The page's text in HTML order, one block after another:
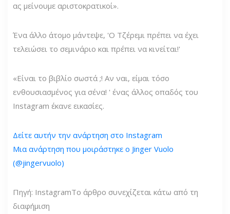
ας μείνουμε αριστοκρατικοί».
Ένα άλλο άτομο μάντεψε, 'Ο Τζέρεμι πρέπει να έχει
τελειώσει το σεμινάριο και πρέπει να κινείται!'
«Είναι το βιβλίο σωστά ;! Αν ναι, είμαι τόσο
ενθουσιασμένος για σένα! ' ένας άλλος οπαδός του
Instagram έκανε εικασίες.
Δείτε αυτήν την ανάρτηση στο Instagram
Μια ανάρτηση που μοιράστηκε ο Jinger Vuolo
(@jingervuolo)
Πηγή: InstagramΤο άρθρο συνεχίζεται κάτω από τη
διαφήμιση